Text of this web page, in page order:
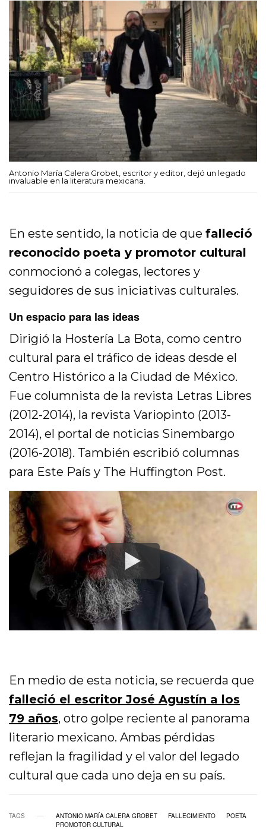
Antonio María Calera Grobet, escritor y editor, dejó un legado
invaluable en la literatura mexicana.
En este sentido, la noticia de quefalleció
reconocido poeta y promotor cultural
conmocionó a colegas, lectores y
seguidores de sus iniciativas culturales.
Un espacio para las ideas
Dirigió la Hostería La Bota, como centro
cultural para el tráfico de ideas desde el
Centro Histórico a la Ciudad de México.
Fue columnista de la revista Letras Libres
(2012-2014), la revista Variopinto (2013-
2014), el portal de noticias Sinembargo
(2016-2018). También escribió columnas
para Este País y The Huffington Post.
En medio de esta noticia, se recuerda que
falleció el escritor José Agustín a los
79 años, otro golpe reciente al panorama
literario mexicano. Ambas pérdidas
reflejan la fragilidad y el valor del legado
cultural que cada uno deja en su país.
TAGS ANTONIO MARÍA CALERA GROBET FALLECIMIENTO
POETA
PROMOTOR CULTURAL